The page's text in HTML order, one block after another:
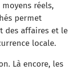
réels,
permet
des affaires et le
locale.
Là encore, les